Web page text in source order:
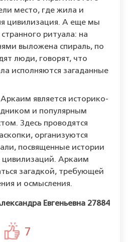
место, где жила и
цивилизация. А еще мы
ритуала: на
выложена спираль, по
люди, говорят, что
исполняются загаданные
является историко-
и популярным
Здесь проводятся
организуются
посвященные истории
цивилизаций. Аркаим
загадкой, требующей
и осмысления.
Евгеньевна 27884
7